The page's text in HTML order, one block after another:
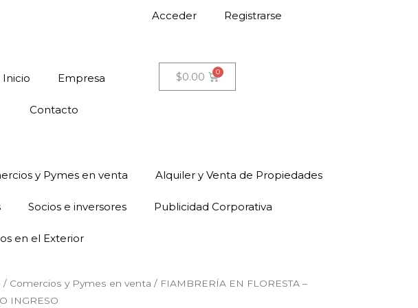
Acceder Registrarse
Inicio Empresa
Contacto
$0.00
y Pymes en venta Alquiler y Venta de Propiedades
Socios e inversores Publicidad Corporativa
en el Exterior
/ Comercios y Pymes en venta / FIAMBRERÍA EN FLORESTA –
INGRESO